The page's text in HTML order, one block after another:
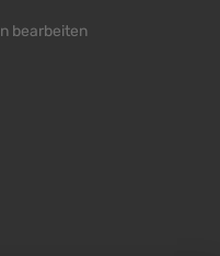
bearbeiten